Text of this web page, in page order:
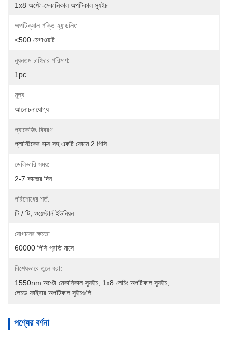
1x8 অপ্টো-মেকানিকাল অপটিকাল স্যুইচ
অপটিক্যাল শক্তি হ্যান্ডলিং:
<500 মেগাওয়াট
ন্যূনতম চাহিদার পরিমাণ:
1pc
মূল্য:
আলোচনাযোগ্য
প্যাকেজিং বিবরণ:
প্লাস্টিকের বাক্স সহ একটি ফোমে 2 পিসি
ডেলিভারি সময়:
2-7 কাজের দিন
পরিশোধের শর্ত:
টি / টি, ওয়েস্টার্ন ইউনিয়ন
যোগানের ক্ষমতা:
60000 পিসি প্রতি মাসে
বিশেষভাবে তুলে ধরা:
1550nm অপ্টো মেকানিকাল স্যুইচ 1x8 লেচিং অপটিকাল স্যুইচ
লেচড ফাইবার অপটিকাল সুইচগুলি
পণ্যের বর্ণনা